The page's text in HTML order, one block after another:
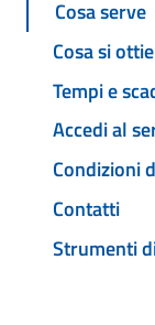
Cosa serve
Cosa si
Tempi e
Accedi al
Condizioni
Contatti
Strumenti